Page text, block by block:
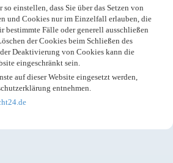
einstellen, dass Sie über das Setzen von
und Cookies nur im Einzelfall erlauben, die
bestimmte Fälle oder generell ausschließen
der Cookies beim Schließen des
Deaktivierung von Cookies kann die
eingeschränkt sein.
auf dieser Website eingesetzt werden,
entnehmen.